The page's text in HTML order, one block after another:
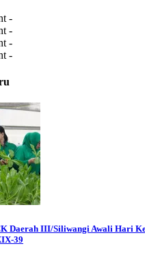
-
-
-
-
Daerah III/Siliwangi Awali Hari
39